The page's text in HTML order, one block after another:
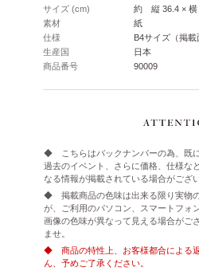
サイズ (cm)
約 縦 36.4 × 横
素材
紙
仕様
B4サイズ（掲載
生産国
日本
商品番号
90009
◆ こちらはバックナンバーの為、既
過去のイベント、さらに価格、仕様な
なる情報が掲載されている場合がござ
◆ 掲載商品の色味は出来る限り実物
が、ご利用のパソコン、スマートフォ
画像の色味が異なって見える場合がご
ませ。
◆ 商品の特性上、お客様都合による
ん、予めご了承ください。